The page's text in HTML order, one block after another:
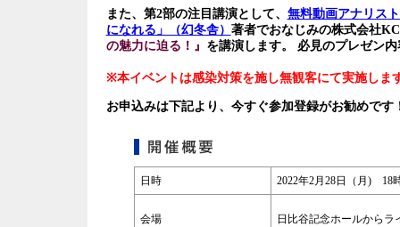
また、 第2部の注目講演として、 無料動画アナリス
になれる」（幻冬舎） 著者でおなじみの株式会社
の魅力に迫る！』 を講演します。 必見のプレゼン
※本イベントは感染対策を施し無観客にて実施しま
お申込みは下記より、今すぐ参加登録がお勧めです
日時 2022年2月28日（月) 18
会場 日比谷記念ホールからラ